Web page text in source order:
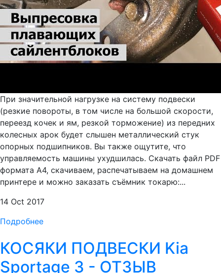
При значительной нагрузке на систему подвески
(резкие повороты, в том числе на большой скорости,
переезд кочек и ям, резкой торможение) из передних
колесных арок будет слышен металлический стук
опорных подшипников. Вы также ощутите, что
управляемость машины ухудшилась. Скачать файл PDF
формата А4, скачиваем, распечатываем на домашнем
принтере и можно заказать съёмник токарю:...
14 Oct 2017
Подробнее
КОСЯКИ ПОДВЕСКИ Kia
Sportage 3 - ОТЗЫВ